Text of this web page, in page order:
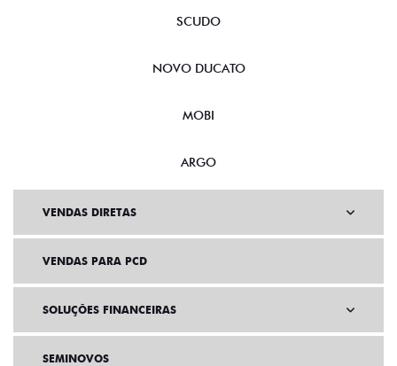
SCUDO
NOVO DUCATO
MOBI
ARGO
VENDAS DIRETAS
VENDAS PARA PCD
SOLUÇÕES FINANCEIRAS
SEMINOVOS